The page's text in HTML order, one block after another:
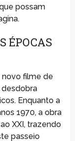
possam
ÉPOCAS
filme de
Enquanto a
1970, a obra
XXI, trazendo
passeio